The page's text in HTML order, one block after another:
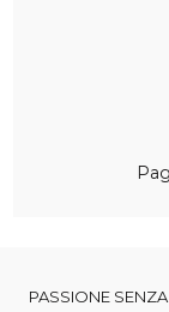
PASSIONE